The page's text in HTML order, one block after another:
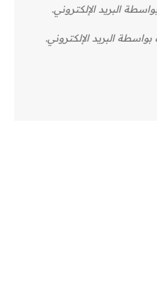
البريد الإلكتروني.
البريد الإلكتروني.